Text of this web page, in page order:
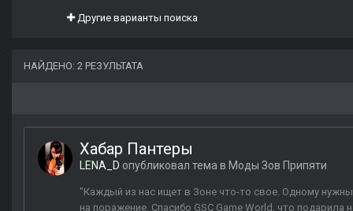
Другие варианты поиска
НАЙДЕНО: 2 РЕЗУЛЬТАТА
Хабар Пантеры
LENA_D опубликовал тема в Моды Зов Припяти
"Каждый из нас ищет в Зоне что-то свое. Одному
на поражение. Спасибо GSC Game World, что